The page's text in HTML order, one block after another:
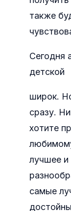
также
Сегодня
детской
широк.
сразу.
хотите
лучшее и
самые